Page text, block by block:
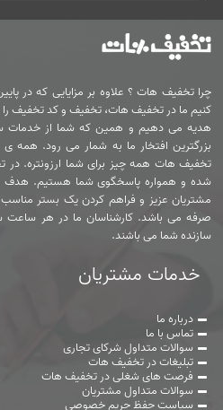
چرا تخفیف هات ؟ علاوه بر مزایایی که در
کنیم ما در تخفیف هات، تخفیف و کد تخفیف را
هدیه می دهیم و همین که شما از خدمات
بزرگترین افتخار ما به شمار می رود. همه
تخفیف هات همه چیز برای شما
شده و همواره پاسخگوی شما هستیم.
مشتریان عزیز و فراهم کردن یک بستر مناسب
صرفه می باشد. کارشناسان ما در هر ساعت
سازنده شما می باشند.
خدمات مشتریان
درباره ما
تماس با ما
سوالات متداول شرکای تجاری
تبلیغات در تخفیف هات
فرصت های شغلی در تخفیف هات
سوالات متداول مشتریان
سیاست حفظ حریم خصوصی